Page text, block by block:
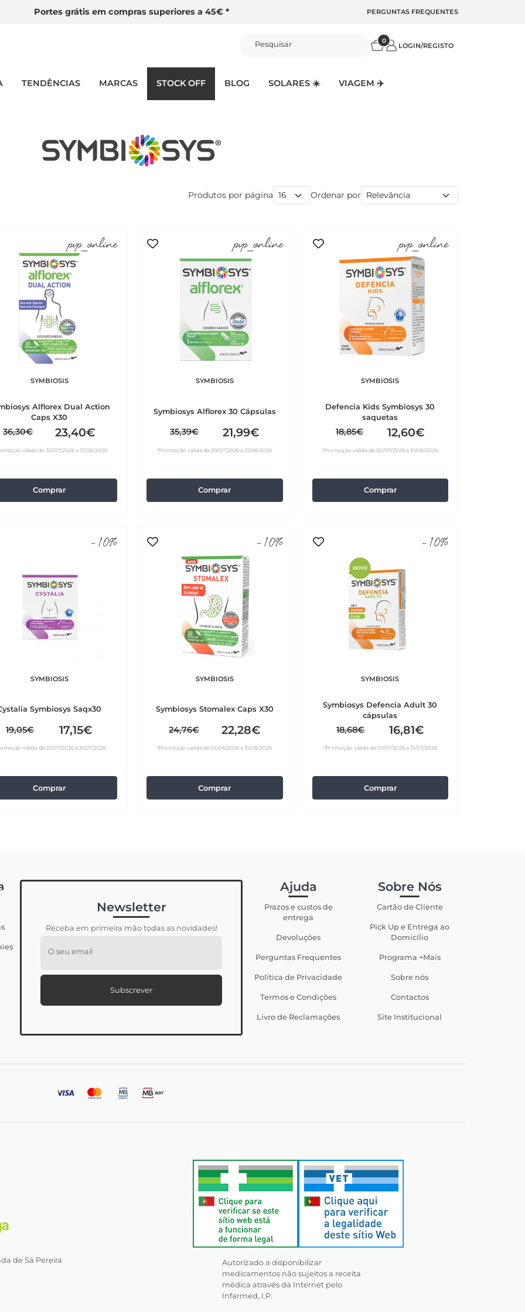
Portes grátis em compras superiores a 45€ * PERGUNTAS FREQUENTES
Pesquisar 0
LOGIN/REGISTO
TENDÊNCIAS MARCAS STOCK OFF BLOG SOLARES ☀️ VIAGEM ✈️
Produtos por página Ordenar por
pvp_online
SYMBIOSIS
Alflorex Dual Action
Caps X30
36,30€ 23,40€
válida de 30/07/2026 a 31/08/2026
Comprar
pvp_online
SYMBIOSIS
Symbiosys Alflorex 30 Cápsulas
35,39€ 21,99€
*Promoção válida de 29/07/2026 a 31/08/2026
Comprar
pvp_online
SYMBIOSIS
Defencia Kids Symbiosys 30
saquetas
18,85€ 12,60€
*Promoção válida de 30/07/2026 a 31/08/2026
Comprar
-10%
SYMBIOSIS
Symbiosys Saqx30
19,05€ 17,15€
válida de 01/07/2026 a 31/07/2026
Comprar
-10%
SYMBIOSIS
Symbiosys Stomalex Caps X30
24,76€ 22,28€
*Promoção válida de 01/08/2026 a 31/08/2026
Comprar
-10%
SYMBIOSIS
Symbiosys Defencia Adult 30
cápsulas
18,68€ 16,81€
*Promoção válida de 01/07/2026 a 31/07/2026
Comprar
Newsletter
Receba em primeira mão todas as novidades!
O seu email
Subscrever
Ajuda
Prazos e custos de
entrega
Devoluções
Perguntas Frequentes
Política de Privacidade
Termos e Condições
Livro de Reclamações
Sobre Nós
Cartão de Cliente
Pick Up e Entrega ao
Domicílio
Programa +Mais
Sobre nós
Contactos
Site Institucional
de Sá Pereira
Autorizado a disponibilizar
medicamentos não sujeitos a receita
médica através da Internet pelo
Infarmed, I.P.